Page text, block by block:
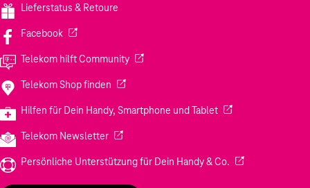
Lieferstatus & Retoure
Facebook(Wird in einem neuen Tab geöffnet)
Telekom hilft Community(Wird in einem neuen Tab geöffnet)
Telekom Shop finden (Wird in einem neuen Tab geöffnet)
Hilfen für Dein Handy, Smartphone und Tablet(Wird in einem
Telekom Newsletter(Wird in einem neuen Tab geöffnet)
Persönliche Unterstützung für Dein Handy & Co. (Wird in einem